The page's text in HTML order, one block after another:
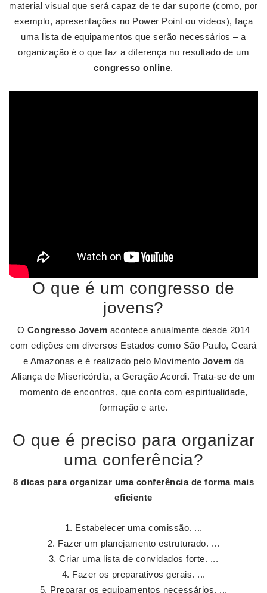
material visual que será capaz de te dar suporte (como, por
exemplo, apresentações no Power Point ou vídeos), faça
uma lista de equipamentos que serão necessários – a
organização é o que faz a diferença no resultado de um
congresso online.
O que é um congresso de
jovens?
O Congresso Jovem acontece anualmente desde 2014
com edições em diversos Estados como São Paulo, Ceará
e Amazonas e é realizado pelo Movimento Jovem da
Aliança de Misericórdia, a Geração Acordi. Trata-se de um
momento de encontros, que conta com espiritualidade,
formação e arte.
O que é preciso para organizar
uma conferência?
8 dicas para organizar uma conferênciade forma mais
eficiente
Estabelecer uma comissão. ...
Fazer um planejamento estruturado. ...
Criar uma lista de convidados forte. ...
Fazer os preparativos gerais. ...
Preparar os equipamentos necessários. ...